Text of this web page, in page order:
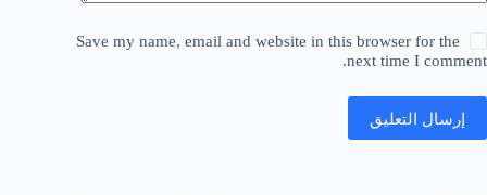
Save my name, email and website in this browser for the
next time I comment.
إرسال التعليق